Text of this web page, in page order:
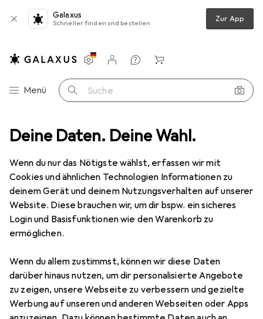
Deine Daten. Deine Wahl.
Wenn du nur das Nötigste wählst, erfassen wir mit
Cookies und ähnlichen Technologien Informationen zu
deinem Gerät und deinem Nutzungsverhalten auf unserer
Website. Diese brauchen wir, um dir bspw. ein sicheres
Login und Basisfunktionen wie den Warenkorb zu
ermöglichen.
Wenn du allem zustimmst, können wir diese Daten
darüber hinaus nutzen, um dir personalisierte Angebote
zu zeigen, unsere Webseite zu verbessern und gezielte
Werbung auf unseren und anderen Webseiten oder Apps
Galaxus
Schneller finden und bestellen Zur App
Navigation nach Kategorien
Menü Suche
Einstellungen
Kundenkonto
Vergleichslisten
Merklisten
Warenkorb
Broadside Books
Kategorien anzeigen